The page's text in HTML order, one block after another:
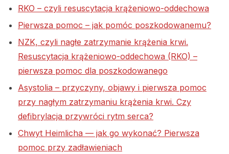
RKO – czyli resuscytacja krążeniowo-oddechowa
Pierwsza pomoc – jak pomóc poszkodowanemu?
NZK, czyli nagłe zatrzymanie krążenia krwi.
Resuscytacja krążeniowo-oddechowa (RKO) –
pierwsza pomoc dla poszkodowanego
Asystolia – przyczyny, objawy i pierwsza pomoc
przy nagłym zatrzymaniu krążenia krwi. Czy
defibrylacja przywróci rytm serca?
Chwyt Heimlicha — jak go wykonać? Pierwsza
pomoc przy zadławieniach